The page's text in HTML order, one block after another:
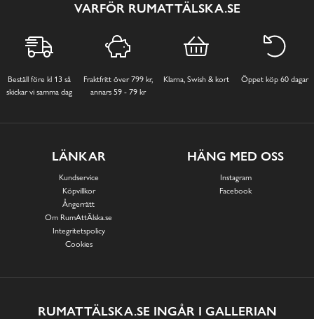
VARFÖR RUMATTÄLSKA.SE
Beställ före kl 13 så
skickar vi samma dag
Fraktfritt över 799 kr,
annars 59 - 79 kr
Klarna, Swish & kort Öppet köp 60 dagar
LÄNKAR
Kundservice
Köpvillkor
Ångerrätt
Om RumAttÄlska.se
Integritetspolicy
Cookies
HÄNG MED OSS
Instagram
Facebook
RUMATTÄLSKA.SE INGÅR I GALLERIAN